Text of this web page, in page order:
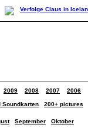
2009 2008 2007 2006
Soundkarten 200+ pictures
September Oktober